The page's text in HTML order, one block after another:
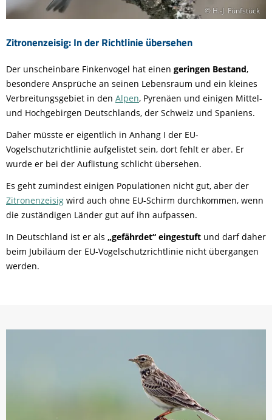
Zitronenzeisig: In der Richtlinie übersehen
© H.-J. Fünfstück
Der unscheinbare Finkenvogel hat einen geringen Bestand,
besondere Ansprüche an seinen Lebensraum und ein kleines
Verbreitungsgebiet in den Alpen, Pyrenäen und einigen Mittel-
und Hochgebirgen Deutschlands, der Schweiz und Spaniens.
Daher müsste er eigentlich in Anhang I der EU-
Vogelschutzrichtlinie aufgelistet sein, dort fehlt er aber. Er
wurde er bei der Auflistung schlicht übersehen.
Es geht zumindest einigen Populationen nicht gut, aber der
Zitronenzeisig wird auch ohne EU-Schirm durchkommen, wenn
die zuständigen Länder gut auf ihn aufpassen.
In Deutschland ist er als „gefährdet“ eingestuft und darf daher
beim Jubiläum der EU-Vogelschutzrichtlinie nicht übergangen
werden.